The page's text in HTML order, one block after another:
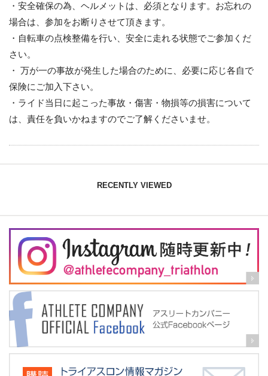
・安全確保の為、ヘルメットは、必須となります。お忘れの
場合は、参加をお断りさせて頂きます。
・自転車の点検整備を行い、安全に走れる状態でご参加くだ
さい。
・ 万が一の事故が発生した場合のために、必要に応じ各自で
保険にご加入下さい。
・ライド当日に起こった事故・傷害・物損等の損害について
は、責任を負いかねますのでご了解くださいませ。
RECENTLY VIEWED